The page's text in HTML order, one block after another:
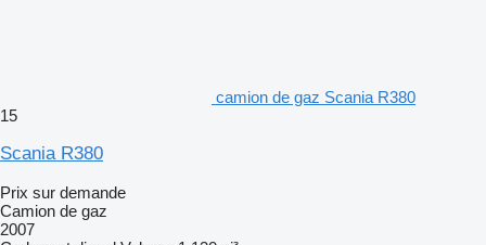
camion de gaz Scania R380
15
Scania R380
Prix sur demande
Camion de gaz
2007